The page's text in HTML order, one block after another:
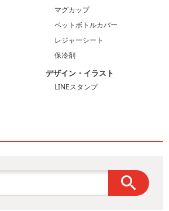
マグカップ
ペットボトルカバー
レジャーシート
保冷剤
デザイン・イラスト
LINEスタンプ